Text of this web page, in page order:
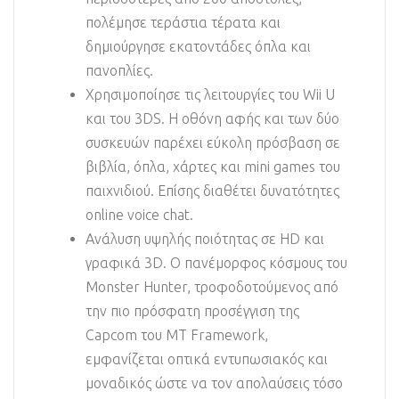
πολέμησε τεράστια τέρατα και
δημιούργησε εκατοντάδες όπλα και
πανοπλίες.
Χρησιμοποίησε τις λειτουργίες του Wii U
και του 3DS. Η οθόνη αφής και των δύο
συσκευών παρέχει εύκολη πρόσβαση σε
βιβλία, όπλα, χάρτες και mini games του
παιχνιδιού. Επίσης διαθέτει δυνατότητες
online voice chat.
Ανάλυση υψηλής ποιότητας σε HD και
γραφικά 3D. Ο πανέμορφος κόσμους του
Monster Hunter, τροφοδοτούμενος από
την πιο πρόσφατη προσέγγιση της
Capcom του MT Framework,
εμφανίζεται οπτικά εντυπωσιακός και
μοναδικός ώστε να τον απολαύσεις τόσο